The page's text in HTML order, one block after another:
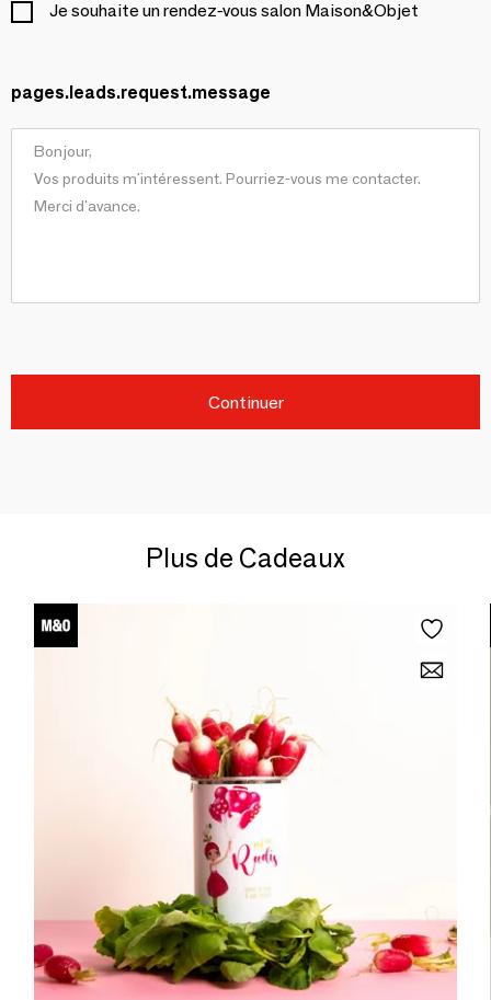
Je souhaite un rendez-vous salon Maison&Objet
pages.leads.request.message
Continuer
Plus de Cadeaux